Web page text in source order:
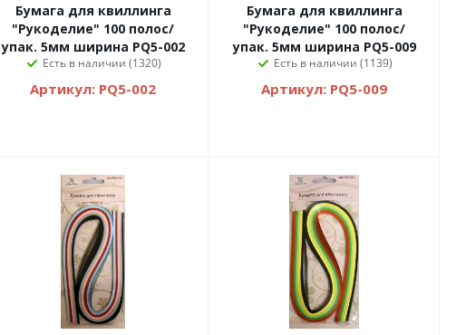
Бумага для квиллинга
"Рукоделие" 100 полос/
упак. 5мм ширина PQ5-002
Есть в наличии (1320)
Артикул: PQ5-002
Бумага для квиллинга
"Рукоделие" 100 полос/
упак. 5мм ширина PQ5-009
Есть в наличии (1139)
Артикул: PQ5-009